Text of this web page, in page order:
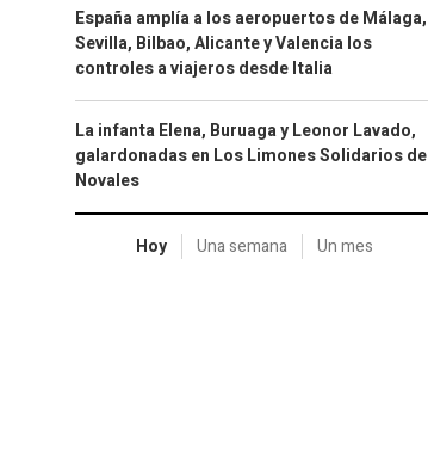
España amplía a los aeropuertos de Málaga,
Sevilla, Bilbao, Alicante y Valencia los
controles a viajeros desde Italia
La infanta Elena, Buruaga y Leonor Lavado,
galardonadas en Los Limones Solidarios de
Novales
Hoy Una semana Un mes